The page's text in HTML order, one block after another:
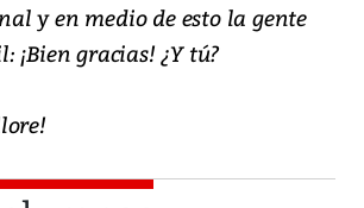
y en medio de esto la gente
¡Bien gracias! ¿Y tú?